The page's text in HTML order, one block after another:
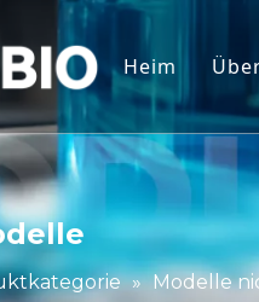
Heim
» Modelle